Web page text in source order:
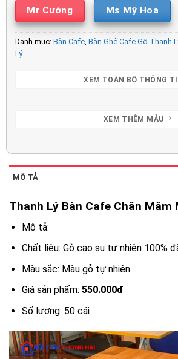
Mr Cường Ms Mỹ Hoa
Danh mục: Bàn Cafe, Bàn Ghế Cafe Gỗ Thanh
Lý
XEM TOÀN BỘ THÔNG
XEM THÊM MẪU
MÔ TẢ
Thanh Lý Bàn Cafe Chân Mâm
Mô tả:
Chất liệu: Gỗ cao su tự nhiên 100%
Màu sắc: Màu gỗ tự nhiên.
Giá sản phẩm: 550.000đ
Số lượng: 50 cái